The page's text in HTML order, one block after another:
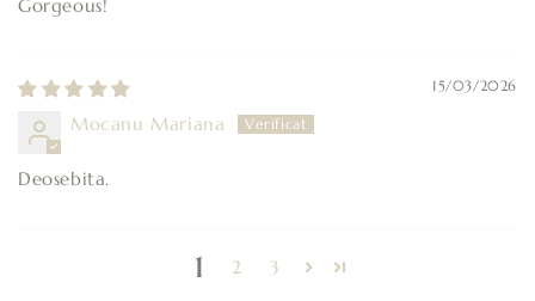
Gorgeous!
15/03/2026
Mocanu Mariana
Deosebita.
1 2 3